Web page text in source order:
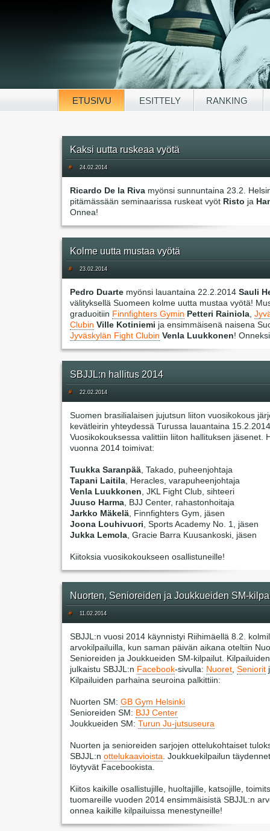
ETUSIVU ESITTELY RANKING
Kaksi uutta ruskeaa vyötä
# 24.02.2014
Ricardo De la Riva myönsi sunnuntaina 23.2.
pitämässään seminaarissa ruskeat vyöt Risto ja
Onnea!
Kolme uutta mustaa vyötä
# 23.02.2014
Pedro Duarte myönsi lauantaina 22.2.2014 Sauli
välityksellä Suomeen kolme uutta mustaa vyötä!
graduoitiin Finnfighters Gymin Petteri Rainiola
Clubin Ville Kotiniemi ja ensimmäisenä naisena
Jyväskylän Fight Clubin Venla Luukkonen!
SBJJL:n hallitus 2014
# 22.02.2014
Suomen brasilialaisen jujutsun liiton vuosikokous
kevätleirin yhteydessä Turussa lauantaina
Vuosikokouksessa valittiin liiton hallituksen jäsenet.
vuonna 2014 toimivat:
Tuukka Saranpää , Takado, puheenjohtaja
Tapani Laitila , Heracles, varapuheenjohtaja
Venla Luukkonen , JKL Fight Club, sihteeri
Juuso Harma , BJJ Center, rahastonhoitaja
Jarkko Mäkelä , Finnfighters Gym, jäsen
Joona Louhivuori , Sports Academy No. 1, jäsen
Jukka Lemola , Gracie Barra Kuusankoski, jäsen
Kiitoksia vuosikokoukseen osallistuneille!
Nuorten, Senioreiden ja Joukkueiden SM-
# 11.02.2014
SBJJL:n vuosi 2014 käynnistyi Riihimäellä 8.2.
arvokilpailuilla, kun saman päivän aikana oteltiin
Senioreiden ja Joukkueiden SM-kilpailut.
julkaistu SBJJL:n Facebook-sivulla: Nuoret Seniorit
Kilpailuiden parhaina seuroina palkittiin:
Nuorten SM: GB Gym Helsinki
Senioreiden SM: BJJ Center
Joukkueiden SM: Turun Ju-jutsuseura
Nuorten ja senioreiden sarjojen ottelukohtaiset
SBJJL:n ottelukaavioista . Joukkuekilpailun
löytyvät Facebookista.
Kiitos kaikille osallistujille, huoltajille, katsojille,
tuomareille vuoden 2014 ensimmäisistä SBJJL:n
onnea kaikille kilpailuissa menestyneille!